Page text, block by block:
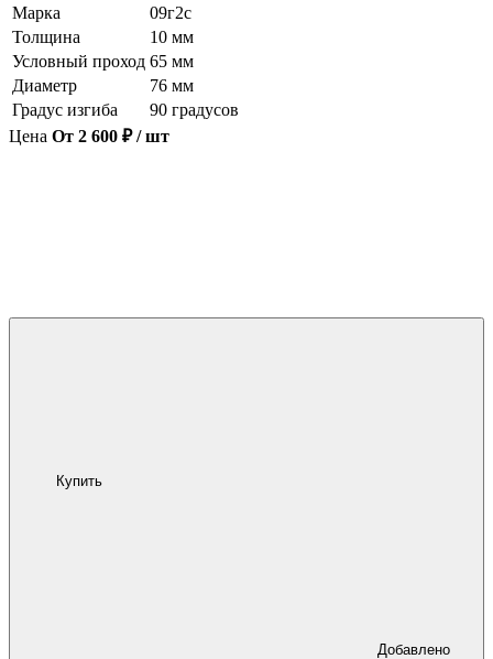
Марка
09г2с
Толщина
10 мм
Условный проход 65 мм
Диаметр
76 мм
Градус изгиба
90 градусов
Цена От 2 600 ₽ / шт
Купить
Добавлено